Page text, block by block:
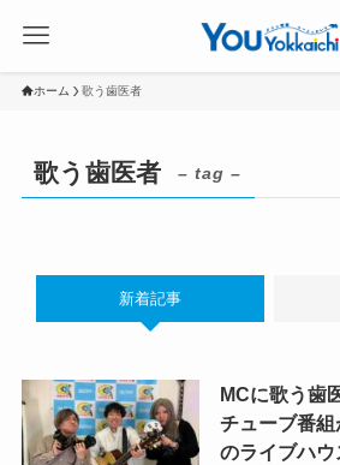
ホーム 歌う歯医者
歌う歯医者 – tag –
新着記事
MCに歌う
チューブ番
のライブハ